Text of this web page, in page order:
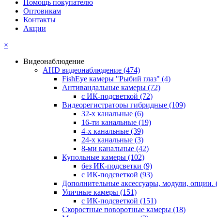
Помощь покупателю
Оптовикам
Контакты
Акции
×
Видеонаблюдение
AHD видеонаблюдение (474)
FishEye камеры "Рыбий глаз" (4)
Антивандальные камеры (72)
с ИК-подсветкой (72)
Видеорегистраторы гибридные (109)
32-х канальные (6)
16-ти канальные (19)
4-х канальные (39)
24-х канальные (3)
8-ми канальные (42)
Купольные камеры (102)
без ИК-подсветки (9)
с ИК-подсветкой (93)
Дополнительные аксессуары, модули, опции.
Уличные камеры (151)
с ИК-подсветкой (151)
Скоростные поворотные камеры (18)